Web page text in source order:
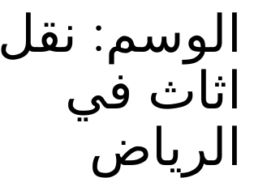
الوسم: نقل
اثاث في
الرياض